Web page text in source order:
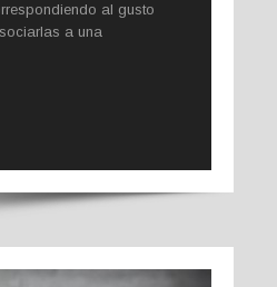
al gusto
a una